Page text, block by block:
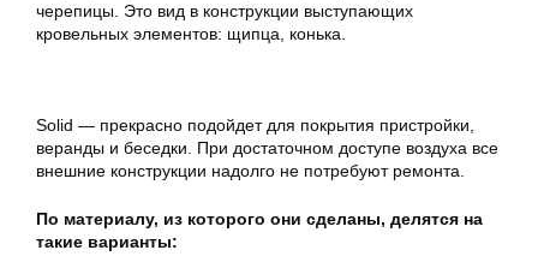
черепицы. Это вид в конструкции выступающих
кровельных элементов: щипца, конька.
Solid — прекрасно подойдет для покрытия пристройки,
веранды и беседки. При достаточном доступе воздуха все
внешние конструкции надолго не потребуют ремонта.
По материалу, из которого они сделаны, делятся на
такие варианты: